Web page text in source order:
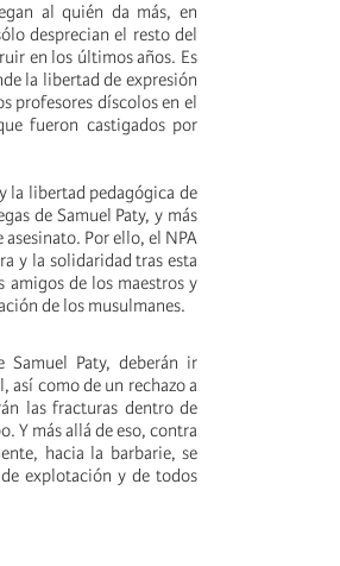
al quién da más, en
desprecian el resto del
en los últimos años. Es
la libertad de expresión
profesores díscolos en el
fueron castigados por
la libertad pedagógica de
de Samuel Paty, y más
Por ello, el NPA
y la solidaridad tras esta
de los maestros y
de los musulmanes.
Paty, deberán ir
así como de un rechazo a
las fracturas dentro de
Y más allá de eso, contra
hacia la barbarie, se
explotación y de todos